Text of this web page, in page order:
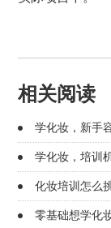
相关阅读
学化妆，新手
学化妆，培训
化妆培训怎么
零基础想学化